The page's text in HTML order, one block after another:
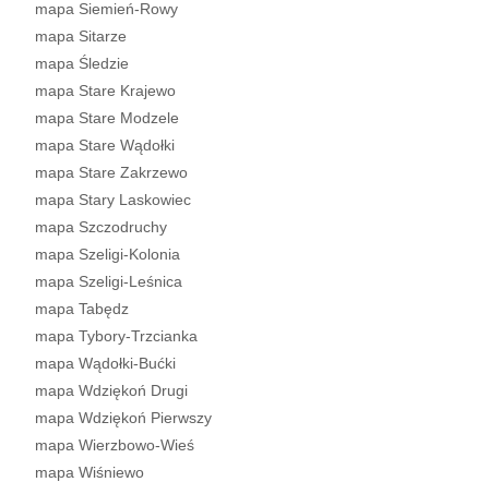
mapa Siemień-Rowy
mapa Sitarze
mapa Śledzie
mapa Stare Krajewo
mapa Stare Modzele
mapa Stare Wądołki
mapa Stare Zakrzewo
mapa Stary Laskowiec
mapa Szczodruchy
mapa Szeligi-Kolonia
mapa Szeligi-Leśnica
mapa Tabędz
mapa Tybory-Trzcianka
mapa Wądołki-Bućki
mapa Wdziękoń Drugi
mapa Wdziękoń Pierwszy
mapa Wierzbowo-Wieś
mapa Wiśniewo